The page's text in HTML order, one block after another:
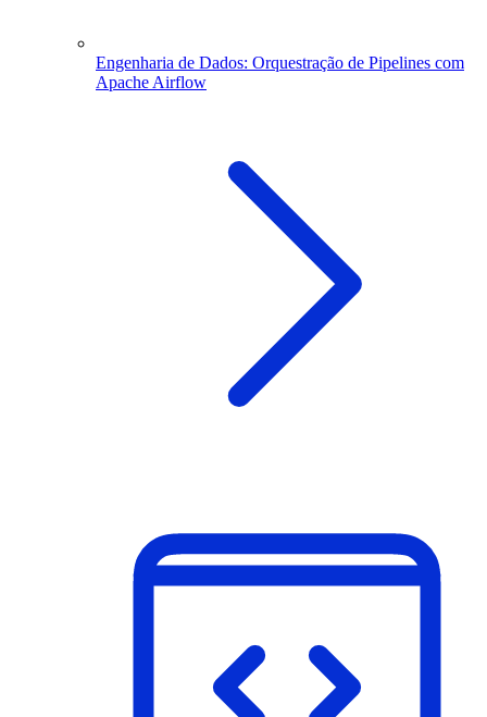
Engenharia de Dados: Orquestração de Pipelines com
Apache Airflow